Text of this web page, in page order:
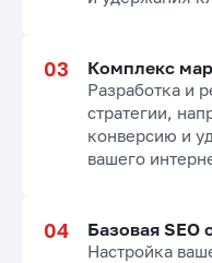
Комплекс
Разработка и
стратегии,
конверсию и
вашего
Базовая SEO
Настройка